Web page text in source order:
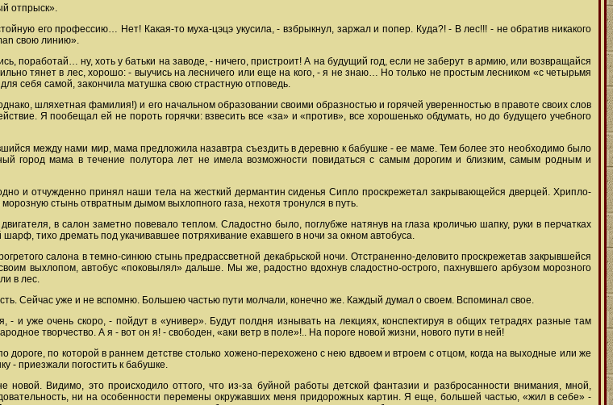
отпрыск».
его профессию… Нет! Какая-то муха-цэцэ укусила, - взбрыкнул, заржал и попер. Куда?! - В лес!!! - не обратив никакого
свою линию».
поработай… ну, хоть у батьки на заводе, - ничего, пристроит! А на будущий год, если не заберут в армию, или возвращайся
тянет в лес, хорошо: - выучись на лесничего или еще на кого, - я не знаю… Но только не простым лесником «с четырьмя
себя самой, закончила матушка свою страстную отповедь.
шляхетная фамилия!) и его начальном образовании своими образностью и горячей уверенностью в правоте своих слов
Я пообещал ей не пороть горячки: взвесить все «за» и «против», все хорошенько обдумать, но до будущего учебного
между нами мир, мама предложила назавтра съездить в деревню к бабушке - ее маме. Тем более это необходимо было
город мама в течение полутора лет не имела возможности повидаться с самым дорогим и близким, самым родным и
и отчужденно принял наши тела на жесткий дермантин сиденья Сипло проскрежетал закрывающейся дверцей. Хрипло-
стынь отвратным дымом выхлопного газа, нехотя тронулся в путь.
в салон заметно повевало теплом. Сладостно было, поглубже натянув на глаза кроличью шапку, руки в перчатках
тихо дремать под укачивавшее потряхивание ехавшего в ночи за окном автобуса.
салона в темно-синюю стынь предрассветной декабрьской ночи. Отстраненно-деловито проскрежетав закрывшейся
выхлопом, автобус «поковылял» дальше. Мы же, радостно вдохнув сладостно-острого, пахнувшего арбузом морозного
в лес.
Сейчас уже и не вспомню. Большею частью пути молчали, конечно же. Каждый думал о своем. Вспоминал свое.
- и уже очень скоро, - пойдут в «универ». Будут полдня изнывать на лекциях, конспектируя в общих тетрадях разные там
творчество. А я - вот он я! - свободен, «аки ветр в поле»!.. На пороге новой жизни, нового пути в ней!
по которой в раннем детстве столько хожено-перехожено с нею вдвоем и втроем с отцом, когда на выходные или же
- приезжали погостить к бабушке.
новой. Видимо, это происходило оттого, что из-за буйной работы детской фантазии и разбросанности внимания, мной,
ни на особенности перемены окружавших меня придорожных картин. Я еще, большей частью, «жил в себе» -